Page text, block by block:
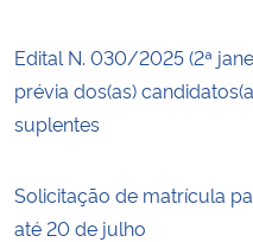
Edital N. 030/2025 (2ª
prévia dos(as)
suplentes
Solicitação de matrícula
até 20 de julho